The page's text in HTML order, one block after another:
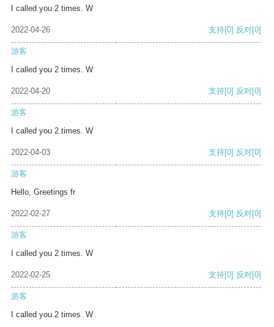
I called you 2 times. W
2022-04-26 支持[0] 反对[0]
游客
I called you 2 times. W
2022-04-20 支持[0] 反对[0]
游客
I called you 2 times. W
2022-04-03 支持[0] 反对[0]
游客
Hello, Greetings fr
2022-02-27 支持[0] 反对[0]
游客
I called you 2 times. W
2022-02-25 支持[0] 反对[0]
游客
I called you 2 times. W